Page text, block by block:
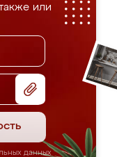
или
данных